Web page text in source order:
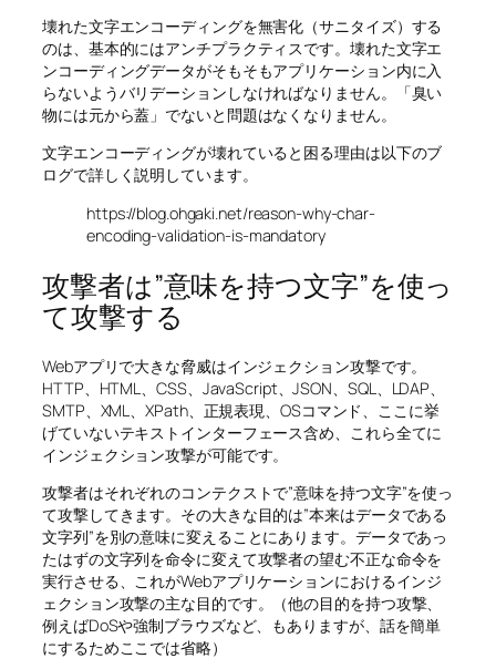
壊れた文字エンコーディングを無害化（サニタイズ）する
のは、基本的にはアンチプラクティスです。壊れた文字エ
ンコーディングデータがそもそもアプリケーション内に入
らないようバリデーションしなければなりません。「臭い
物には元から蓋」でないと問題はなくなりません。
文字エンコーディングが壊れていると困る理由は以下のブ
ログで詳しく説明しています。
https://blog.ohgaki.net/reason-why-char-
encoding-validation-is-mandatory
攻撃者は”意味を持つ文字”を使っ
て攻撃する
Webアプリで大きな脅威はインジェクション攻撃です。
HTTP、HTML、CSS、JavaScript、JSON、SQL、LDAP、
SMTP、XML、XPath、正規表現、OSコマンド、ここに挙
げていないテキストインターフェース含め、これら全てに
インジェクション攻撃が可能です。
攻撃者はそれぞれのコンテクストで”意味を持つ文字”を使っ
て攻撃してきます。その大きな目的は”本来はデータである
文字列”を別の意味に変えることにあります。データであっ
たはずの文字列を命令に変えて攻撃者の望む不正な命令を
実行させる、これがWebアプリケーションにおけるインジ
ェクション攻撃の主な目的です。（他の目的を持つ攻撃、
例えばDoSや強制ブラウズなど、もありますが、話を簡単
にするためここでは省略）